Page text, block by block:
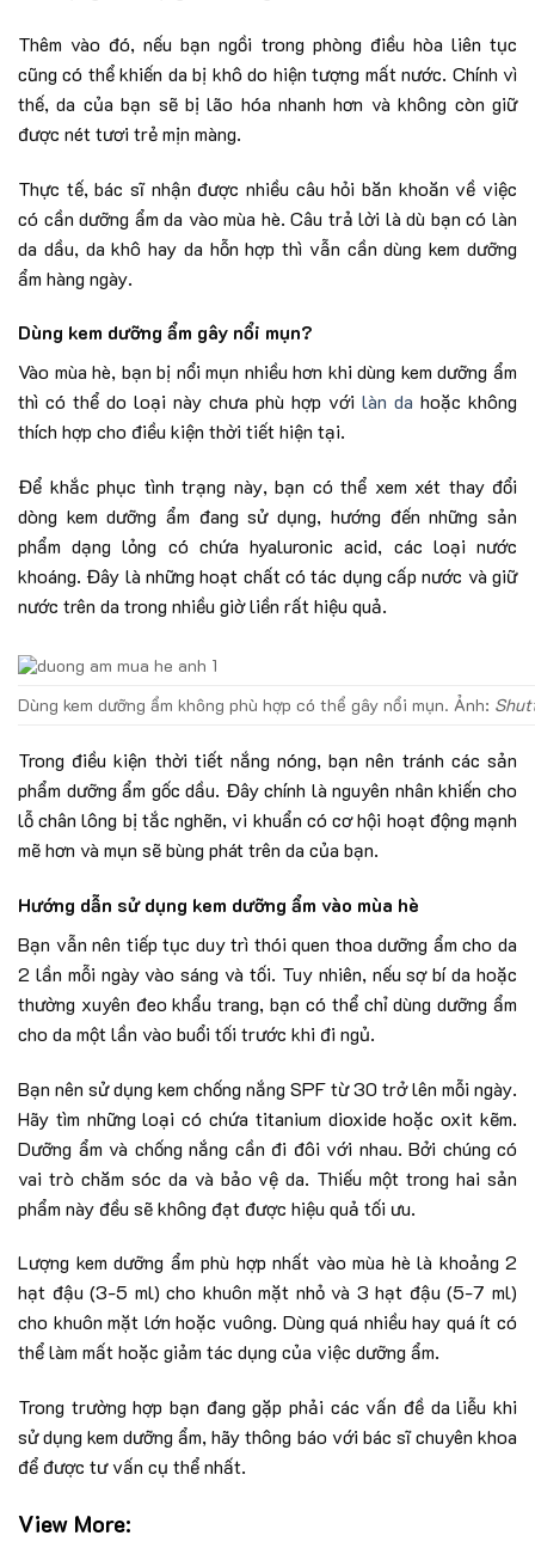
Thêm vào đó, nếu bạn ngồi trong phòng điều hòa liên tục
cũng có thể khiến da bị khô do hiện tượng mất nước. Chính vì
thế, da của bạn sẽ bị lão hóa nhanh hơn và không còn giữ
được nét tươi trẻ mịn màng.
Thực tế, bác sĩ nhận được nhiều câu hỏi băn khoăn về việc
có cần dưỡng ẩm da vào mùa hè. Câu trả lời là dù bạn có làn
da dầu, da khô hay da hỗn hợp thì vẫn cần dùng kem dưỡng
ẩm hàng ngày.
Dùng kem dưỡng ẩm gây nổi mụn?
Vào mùa hè, bạn bị nổi mụn nhiều hơn khi dùng kem dưỡng ẩm
thì có thể do loại này chưa phù hợp với làn da hoặc không
thích hợp cho điều kiện thời tiết hiện tại.
Để khắc phục tình trạng này, bạn có thể xem xét thay đổi
dòng kem dưỡng ẩm đang sử dụng, hướng đến những sản
phẩm dạng lỏng có chứa hyaluronic acid, các loại nước
khoáng. Đây là những hoạt chất có tác dụng cấp nước và giữ
nước trên da trong nhiều giờ liền rất hiệu quả.
Dùng kem dưỡng ẩm không phù hợp có thể gây nổi mụn. Ảnh:
Trong điều kiện thời tiết nắng nóng, bạn nên tránh các sản
phẩm dưỡng ẩm gốc dầu. Đây chính là nguyên nhân khiến cho
lỗ chân lông bị tắc nghẽn, vi khuẩn có cơ hội hoạt động mạnh
mẽ hơn và mụn sẽ bùng phát trên da của bạn.
Hướng dẫn sử dụng kem dưỡng ẩm vào mùa hè
Bạn vẫn nên tiếp tục duy trì thói quen thoa dưỡng ẩm cho da
2 lần mỗi ngày vào sáng và tối. Tuy nhiên, nếu sợ bí da hoặc
thường xuyên đeo khẩu trang, bạn có thể chỉ dùng dưỡng ẩm
cho da một lần vào buổi tối trước khi đi ngủ.
Bạn nên sử dụng kem chống nắng SPF từ 30 trở lên mỗi ngày.
Hãy tìm những loại có chứa titanium dioxide hoặc oxit kẽm.
Dưỡng ẩm và chống nắng cần đi đôi với nhau. Bởi chúng có
vai trò chăm sóc da và bảo vệ da. Thiếu một trong hai sản
phẩm này đều sẽ không đạt được hiệu quả tối ưu.
Lượng kem dưỡng ẩm phù hợp nhất vào mùa hè là khoảng 2
hạt đậu (3-5 ml) cho khuôn mặt nhỏ và 3 hạt đậu (5-7 ml)
cho khuôn mặt lớn hoặc vuông. Dùng quá nhiều hay quá ít có
thể làm mất hoặc giảm tác dụng của việc dưỡng ẩm.
Trong trường hợp bạn đang gặp phải các vấn đề da liễu khi
sử dụng kem dưỡng ẩm, hãy thông báo với bác sĩ chuyên khoa
để được tư vấn cụ thể nhất.
View More: